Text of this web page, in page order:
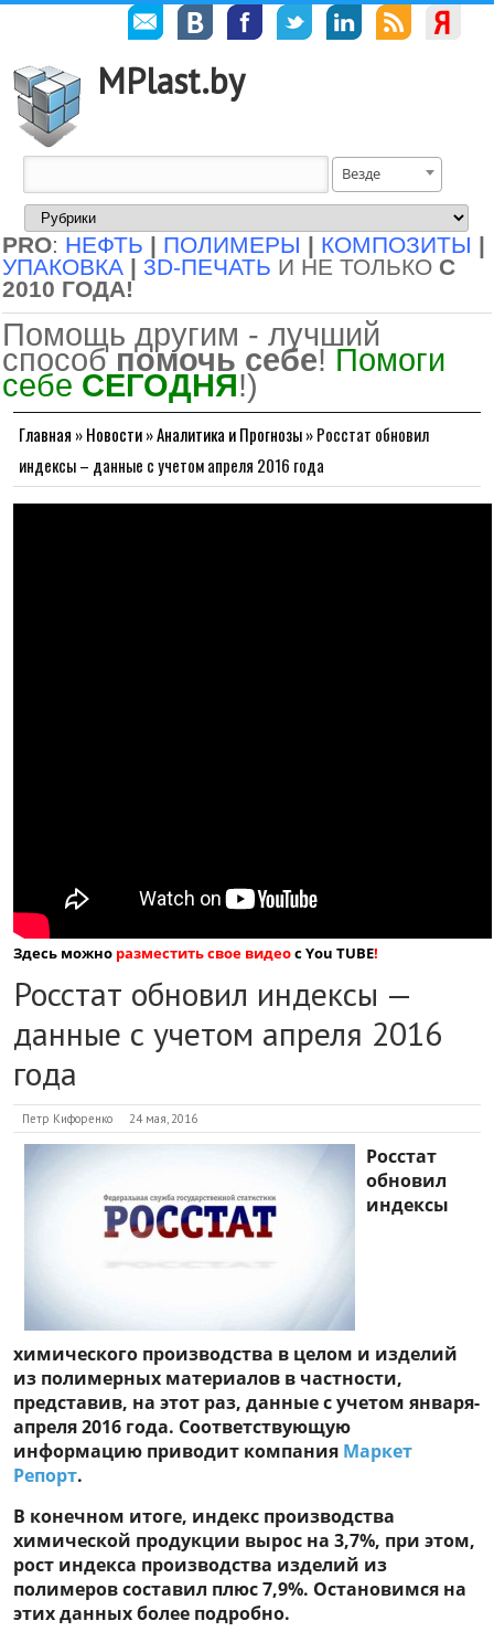
MPlast.by
Везде
PRO: НЕФТЬ | ПОЛИМЕРЫ | КОМПОЗИТЫ |
УПАКОВКА | 3D-ПЕЧАТЬ И НЕ ТОЛЬКО С
2010 ГОДА!
Помощь другим - лучший
способ помочь себе! Помоги
себе СЕГОДНЯ!)
Главная »Новости»Аналитика и Прогнозы»Росстат обновил
индексы – данные с учетом апреля 2016 года
Здесь можно разместить свое видеос You TUBE!
Росстат обновил индексы —
данные с учетом апреля 2016
года
Петр Кифоренко 24 мая, 2016
Росстат
обновил
индексы
химического производства в целом и изделий
из полимерных материалов в частности,
представив, на этот раз, данные с учетом января-
апреля 2016 года. Соответствующую
информацию приводит компания Маркет
Репорт.
В конечном итоге, индекс производства
химической продукции вырос на 3,7%, при этом,
рост индекса производства изделий из
полимеров составил плюс 7,9%. Остановимся на
этих данных более подробно.